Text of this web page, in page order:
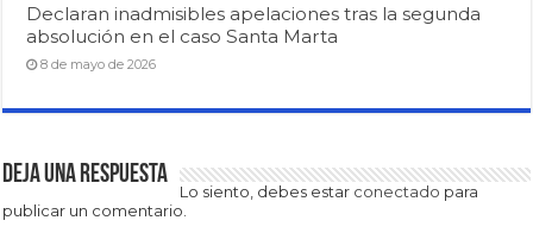
Declaran inadmisibles apelaciones tras la segunda
absolución en el caso Santa Marta
8 de mayo de 2026
Deja una respuesta
Lo siento, debes estar conectado para
publicar un comentario.